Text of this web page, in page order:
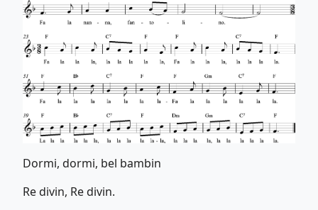
Dormi, dormi, bel bambin
Re divin, Re divin.